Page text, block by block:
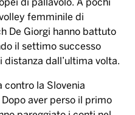
di pallavolo. A pochi
femminile di
De Giorgi hanno battuto
il settimo successo
dall’ultima volta.
contro la Slovenia
aver perso il primo